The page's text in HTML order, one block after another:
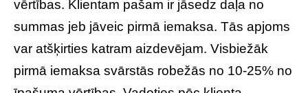
vērtības. Klientam pašam ir jāsedz daļa no
summas jeb jāveic pirmā iemaksa. Tās apjoms
var atšķirties katram aizdevējam. Visbiežāk
pirmā iemaksa svārstās robežās no 10-25% no